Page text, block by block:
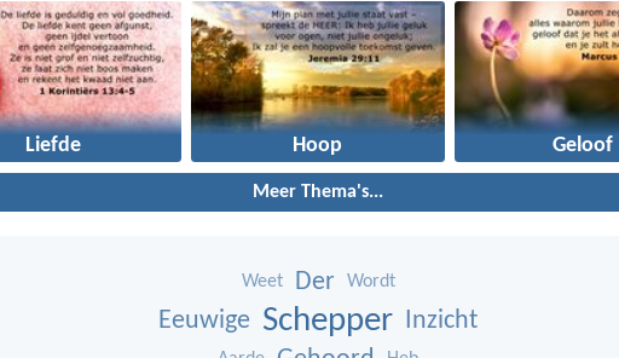
Liefde Hoop Geloof
Meer Thema's...
Weet Der Wordt
Eeuwige Schepper Inzicht